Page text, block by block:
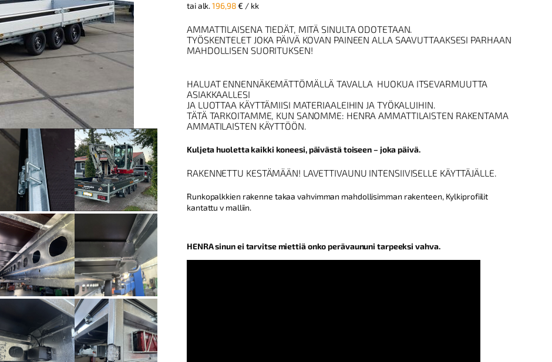
tai alk.196,98€ / kk
AMMATTILAISENA TIEDÄT, MITÄ SINULTA ODOTETAAN.
TYÖSKENTELET JOKA PÄIVÄ KOVAN PAINEEN ALLA SAAVUTTAAKSESI PARHAAN
MAHDOLLISEN SUORITUKSEN!
HALUAT ENNENNÄKEMÄTTÖMÄLLÄ TAVALLA HUOKUA ITSEVARMUUTTA
ASIAKKAALLESI
JA LUOTTAA KÄYTTÄMIISI MATERIAALEIHIN JA TYÖKALUIHIN.
TÄTÄ TARKOITAMME, KUN SANOMME: HENRA AMMATTILAISTEN RAKENTAMA
AMMATILAISTEN KÄYTTÖÖN.
Kuljeta huoletta kaikki koneesi, päivästä toiseen – joka päivä.
RAKENNETTU KESTÄMÄÄN! LAVETTIVAUNU INTENSIIVISELLE KÄYTTÄJÄLLE.
Runkopalkkien rakenne takaa vahvimman mahdollisimman rakenteen, Kylkiprofiilit
kantattu v malliin.
HENRA sinun ei tarvitse miettiä onko perävaununi tarpeeksi vahva.